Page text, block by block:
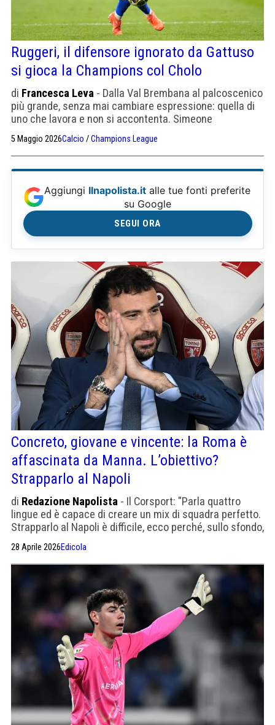
Ruggeri, il difensore ignorato da Gattuso
si gioca la Champions col Cholo
di Francesca Leva - Dalla Val Brembana al palcoscenico
più grande, senza mai cambiare espressione: quella di
uno che lavora e non si accontenta. Simeone
l'allenatore della sua vita
5 Maggio 2026Calcio /Champions League
Aggiungi Ilnapolista.it alle tue fonti preferite
su Google
SEGUI ORA
Concreto, giovane e vincente: la Roma è
affascinata da Manna. L’obiettivo?
Strapparlo al Napoli
di Redazione Napolista - Il Corsport: "Parla quattro
lingue ed è capace di creare un mix di squadra perfetto.
Strapparlo al Napoli è difficile, ecco perché, sullo sfondo,
28 Aprile 2026Edicola